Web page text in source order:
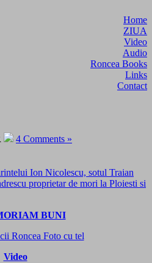
Home
ZIUA
Video
Audio
Roncea Books
Links
Contact
4 Comments »
BUNI
Video